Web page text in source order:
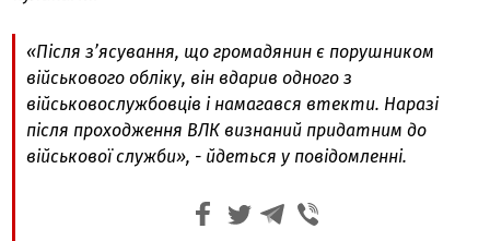
«Після з’ясування, що громадянин є порушником
військового обліку, він вдарив одного з
військовослужбовців і намагався втекти. Наразі
після проходження ВЛК визнаний придатним до
військової служби», - йдеться у повідомленні.